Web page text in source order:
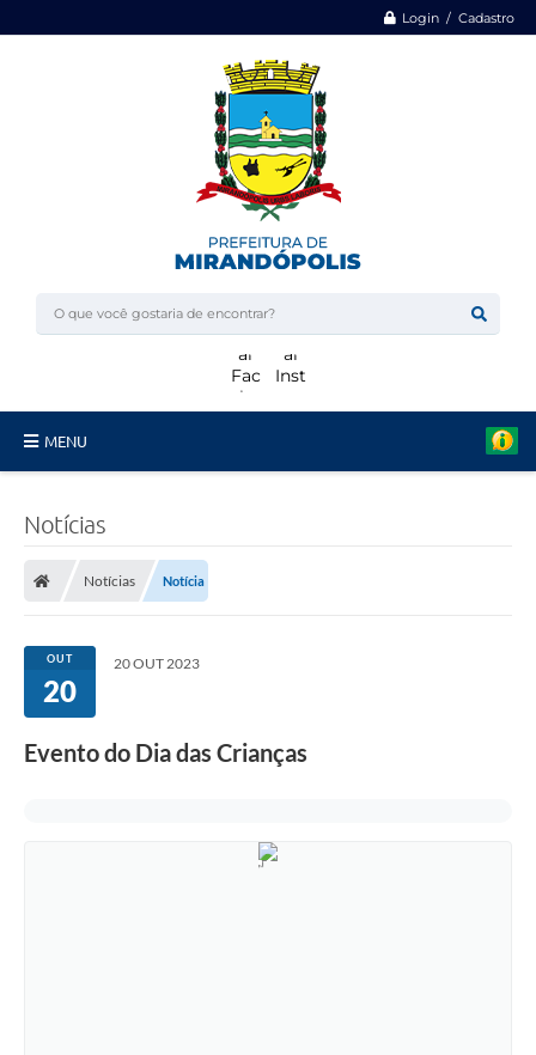
Login / Cadastro
MENU
Licitações
Concursos
Notícias
Notícias Notícia
OUT
20
20 OUT 2023
Evento do Dia das Crianças